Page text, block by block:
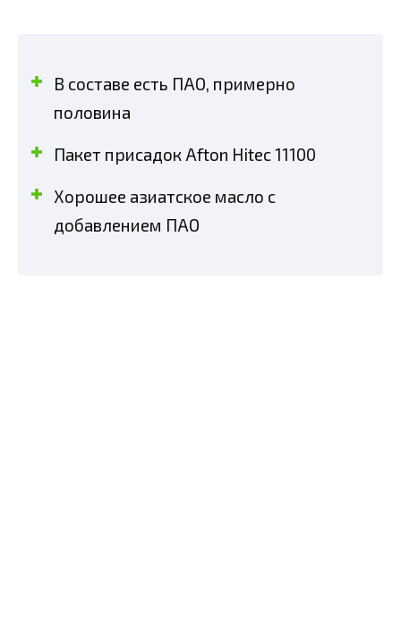
В составе есть ПАО, примерно
половина
Пакет присадок Afton Hitec 11100
Хорошее азиатское масло с
добавлением ПАО